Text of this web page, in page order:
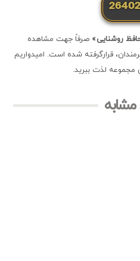
روشنایی» صرفاً جهت مشاهده
قرارگرفته شده است. امیدواریم
مجموعه لذت ببرید.
مشابه